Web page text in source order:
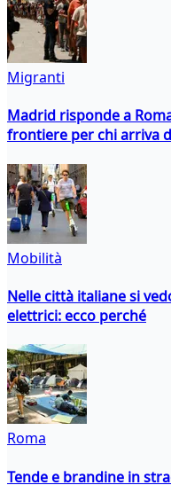
Migranti
Madrid risponde a
frontiere per chi arriva
Mobilità
Nelle città italiane si
elettrici: ecco perché
Roma
Tende e brandine in